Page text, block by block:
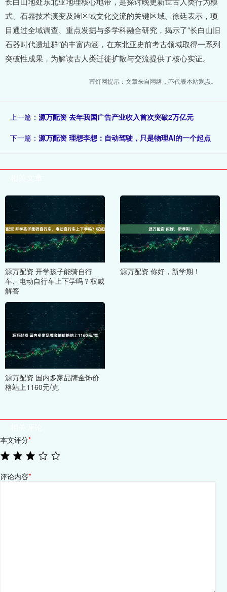
式、石器技术演变及跨区域文化交流的关键区域。徐廷表示，项
目通过全域调查、重点发掘与多学科融合研究，揭示了“长白山旧
石器时代遗址群”的丰富内涵，在东北亚史前考古领域取得一系列
突破性成果，为解读古人类迁徙扩散与交流提供了核心实证。
富灯网提示：文章来自网络，不代表本站观点。
上一篇： 源万配资 去年我国广告产业收入首次突破2万亿元
下一篇： 源万配资 理想李想：自动驾驶，只是物理AI的一个起点
源万配资 开学孩子能骑自行
车、电动自行车上下学吗？权威
解答
源万配资 你好，新学期！
源万配资 国内多家品牌金饰价
格站上1160元/克
本文评分*
评论内容*